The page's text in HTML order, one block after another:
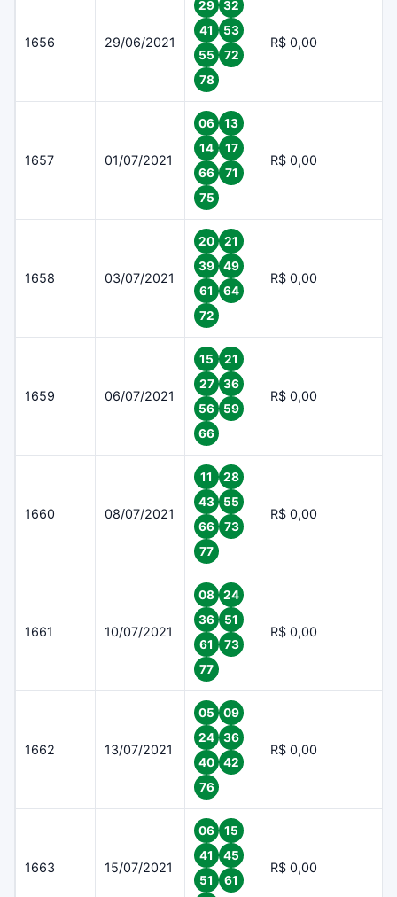
1656 29/06/2021
29
32
41
53
55
72
78
R$ 0,00
1657 01/07/2021
06
13
14
17
66
71
75
R$ 0,00
1658 03/07/2021
20
21
39
49
61
64
72
R$ 0,00
1659 06/07/2021
15
21
27
36
56
59
66
R$ 0,00
1660 08/07/2021
11
28
43
55
66
73
77
R$ 0,00
1661 10/07/2021
08
24
36
51
61
73
77
R$ 0,00
1662 13/07/2021
05
09
24
36
40
42
76
R$ 0,00
1663 15/07/2021
06
15
41
45
51
61
R$ 0,00